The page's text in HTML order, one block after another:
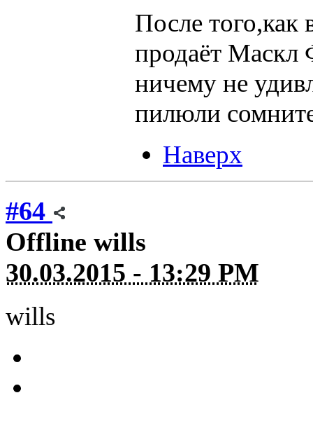
После
продаёт
ничему не
пилюли
Наверх
#64
Offline wills
30.03.2015 - 13:29 PM
wills